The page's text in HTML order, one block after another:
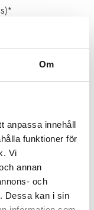
Om
anpassa innehåll
funktioner för
Vi
annan
och
Dessa kan i sin
*
mellanslag)